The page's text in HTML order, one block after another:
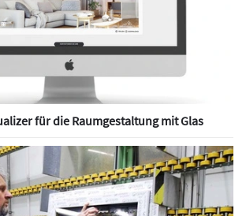
für die Raumgestaltung mit Glas